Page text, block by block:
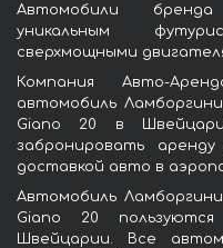
Автомобили
уникальным
сверхмощными
Компания Авто-
автомобиль
Giano 20 в
забронировать
доставкой авто в
Автомобиль
Giano 20
Швейцарии. Все